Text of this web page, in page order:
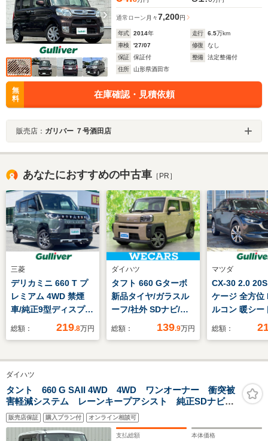
通常ローン 月々7,200円
年式 2014年 走行 6.5万km
車検
'27/07 修復
なし
保証
保証付 整備
法定整備付
住所
山形県酒田市
無
料
在庫確認・見積依頼
販売店： ガリバー ７号酒田店
あなたにおすすめの中古車 ［PR］
三菱
デリカミニ 660 T プ
レミアム 4WD 禁煙
車/純正9型ディスプレ
イオーディオ/e-
イドドア/キックセン
サー/ETC/マルチアラ
ウンドモニター/ステ
アリングヒーター/シ
ートヒーター/パドル
シフト
総額： 219.8万円
ダイハツ
タフト 660 Gターボ
新品タイヤ/ガラスル
ーフ/社外 SDナビ/衝
突安全装置/シートヒ
ンプ LED/USBジャッ
続/ETC/EBD付ABS
総額： 139.9万円
マツダ
CX-30 2.0
ケージ 全方位
ルコン 暖シー
総額：
ダイハツ
タント 660 G SAII 4WD 4WD ワンオーナー 衝突被
害軽減システム レーンキープアシスト 純正SDナビ
CD DVD BT フルセグ MSV バックカメラ ステ
アリングスイッチ アイドリングストップ 純正14アル
ミホイール
販売店保証 購入プラン付 オンライン相談可
支払総額 本体価格